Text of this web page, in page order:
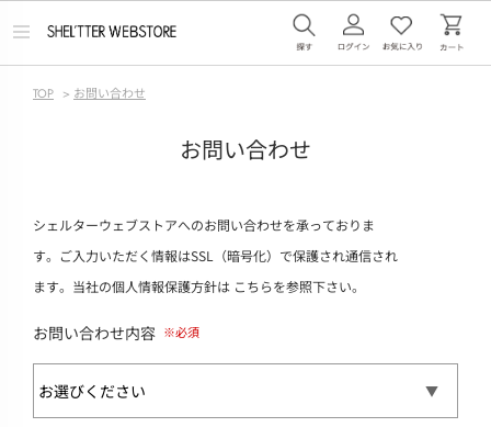
メ
TOP > お問い合わせ
お問い合わせ
シェルターウェブストアへのお問い合わせを承っておりま
す。ご入力いただく情報はSSL（暗号化）で保護され通信され
ます。当社の個人情報保護方針は こちらを参照下さい。
お問い合わせ内容